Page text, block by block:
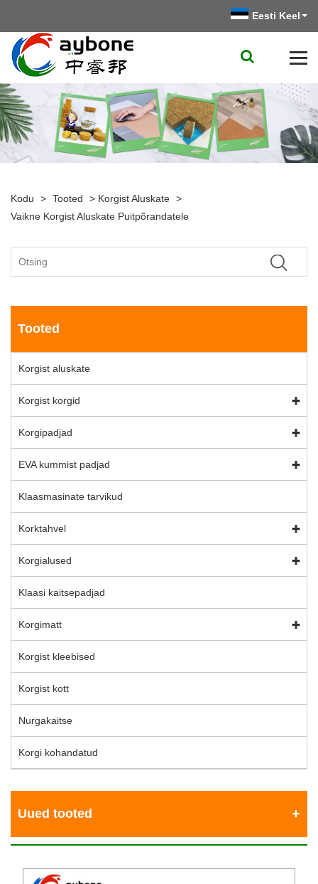
Eesti Keel
Kodu > Tooted > Korgist Aluskate >
Vaikne Korgist Aluskate Puitpõrandatele
Tooted
Korgist aluskate
Korgist korgid
Korgipadjad
EVA kummist padjad
Klaasmasinate tarvikud
Korktahvel
Korgialused
Klaasi kaitsepadjad
Korgimatt
Korgist kleebised
Korgist kott
Nurgakaitse
Korgi kohandatud
Uued tooted